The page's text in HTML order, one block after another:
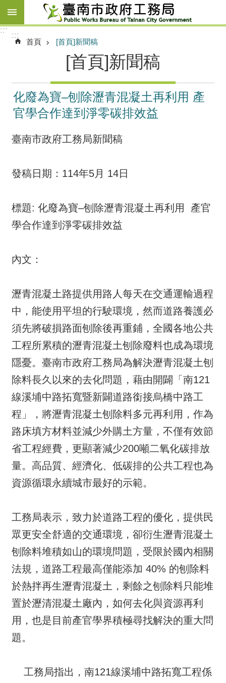
跳到主要內容區塊
:::
:::
首頁 [首頁]新聞稿
[首頁]新聞稿
化廢為寶–刨除瀝青混凝土再利用 產
官學合作達到淨零碳排效益
臺南市政府工務局新聞稿
發稿日期：114年5月 14日
標題: 化廢為寶–刨除瀝青混凝土再利用 產官
學合作達到淨零碳排效益
內文：
瀝青混凝土路提供用路人每天在交通運輸過程
中，能使用平坦的行駛環境，然而道路養護必
須先將破損路面刨除後再重鋪，全國各地公共
工程所累積的瀝青混凝土刨除廢料也成為環境
隱憂。臺南市政府工務局為解決瀝青混凝土刨
除料長久以來的去化問題，藉由開闢「南121
線溪埔中路拓寬暨新闢道路銜接烏橋中路工
程」，將瀝青混凝土刨除料多元再利用，作為
路床填方材料並減少外購土方量，不僅有效節
省工程經費，更顯著減少200噸二氧化碳排放
量。高品質、經濟化、低碳排的公共工程也為
資源循環永續城市最好的示範。
工務局表示，致力於道路工程的優化，提供民
眾更安全舒適的交通環境，卻衍生瀝青混凝土
刨除料堆積如山的環境問題，受限於國內相關
法規，道路工程最高僅能添加 40% 的刨除料
於熱拌再生瀝青混凝土，剩餘之刨除料只能堆
置於瀝清混凝土廠內，如何去化與資源再利
用，也是目前產官學界積極尋找解決的重大問
題。
工務局指出，南121線溪埔中路拓寬工程係